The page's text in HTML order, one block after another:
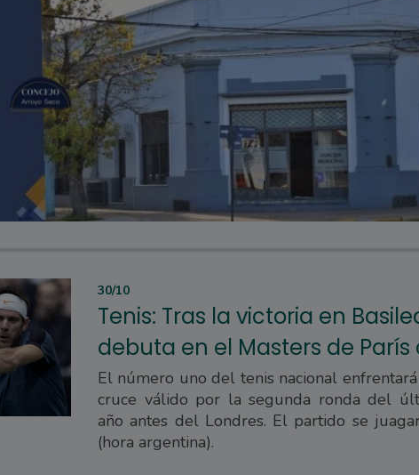
30/10
Tenis: Tras la victoria en
debuta en el Masters de París
El número uno del tenis nacional
cruce válido por la segunda ronda del
año antes del Londres. El partido se
(hora argentina).